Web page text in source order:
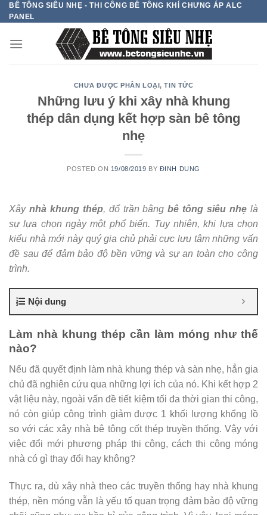
Skip
to
BÊ TÔNG SIÊU NHẸ - THI CÔNG BÊ TÔNG KHÍ CHƯNG ÁP ALC
PANEL
CHƯA ĐƯỢC PHÂN LOẠI,TIN TỨC
Những lưu ý khi xây nhà khung
thép dân dụng kết hợp sàn bê tông
nhẹ
POSTED ON 19/08/2019 BY ĐINH DUNG
Xây nhà khung thép, đổ trần bằng bê tông siêu nhẹ là
sự lựa chọn ngày một phổ biến. Tuy nhiên, khi lựa chọn
kiểu nhà mới này quý gia chủ phải cực lưu tâm những vấn
đề sau để đảm bảo độ bền vững và sự an toàn cho công
trình.
Nội dung
Làm nhà khung thép cần làm móng như thế
nào?
Nếu đã quyết định làm nhà khung thép và sàn nhẹ, hẳn gia
chủ đã nghiên cứu qua những lợi ích của nó. Khi kết hợp 2
vật liệu này, ngoài vấn đề tiết kiệm tối đa thời gian thi công,
nó còn giúp công trình giảm được 1 khối lượng khổng lồ
so với các xây nhà bê tông cốt thép truyền thống. Vậy với
việc đổi mới phương pháp thi công, cách thi công móng
nhà có gì thay đổi hay không?
Thực ra, dù xây nhà theo các truyền thống hay nhà khung
thép, nền móng vẫn là yếu tố quan trọng đảm bảo độ vững